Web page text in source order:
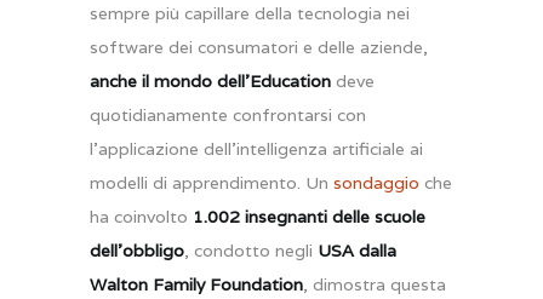
sempre più capillare della tecnologia nei
software dei consumatori e delle aziende,
anche il mondo dell’Education deve
quotidianamente confrontarsi con
l’applicazione dell’intelligenza artificiale ai
modelli di apprendimento. Un sondaggio che
ha coinvolto 1.002 insegnanti delle scuole
dell’obbligo, condotto negli USA dalla
Walton Family Foundation, dimostra questa